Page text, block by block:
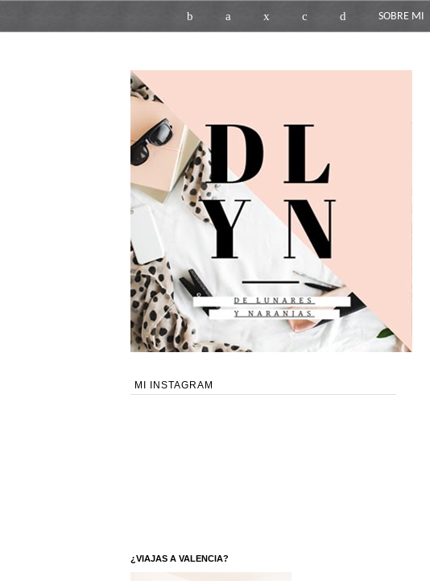
b a x c d SOBRE MI
MI INSTAGRAM
¿VIAJAS A VALENCIA?